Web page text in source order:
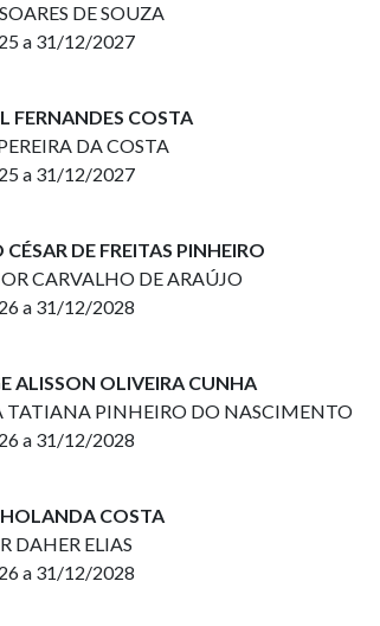
DE SOUZA
a 31/12/2027
FERNANDES COSTA
DA COSTA
a 31/12/2027
DE FREITAS PINHEIRO
CARVALHO DE ARAÚJO
a 31/12/2028
ALISSON OLIVEIRA CUNHA
TATIANA PINHEIRO DO NASCIMENTO
a 31/12/2028
COSTA
DAHER ELIAS
a 31/12/2028